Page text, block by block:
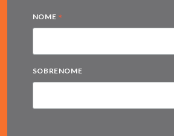
NOME *
SOBRENOME